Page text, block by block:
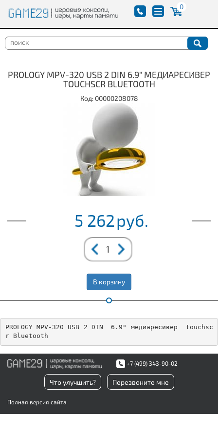
0
PROLOGY MPV-320 USB 2 DIN 6.9" МЕДИАРЕСИВЕР
TOUCHSCR BLUETOOTH
Код: 00000208078
5 262руб.
В корзину
PROLOGY MPV-320 USB 2 DIN  6.9" медиаресивер  touchsc
r Bluetooth
+7 (499) 343-90-02
Что улучшить? Перезвоните мне
Полная версия сайта